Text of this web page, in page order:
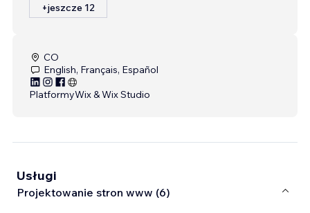
+jeszcze 12
CO
English, Français, Español
PlatformyWix & Wix Studio
Usługi
Projektowanie stron www (6)